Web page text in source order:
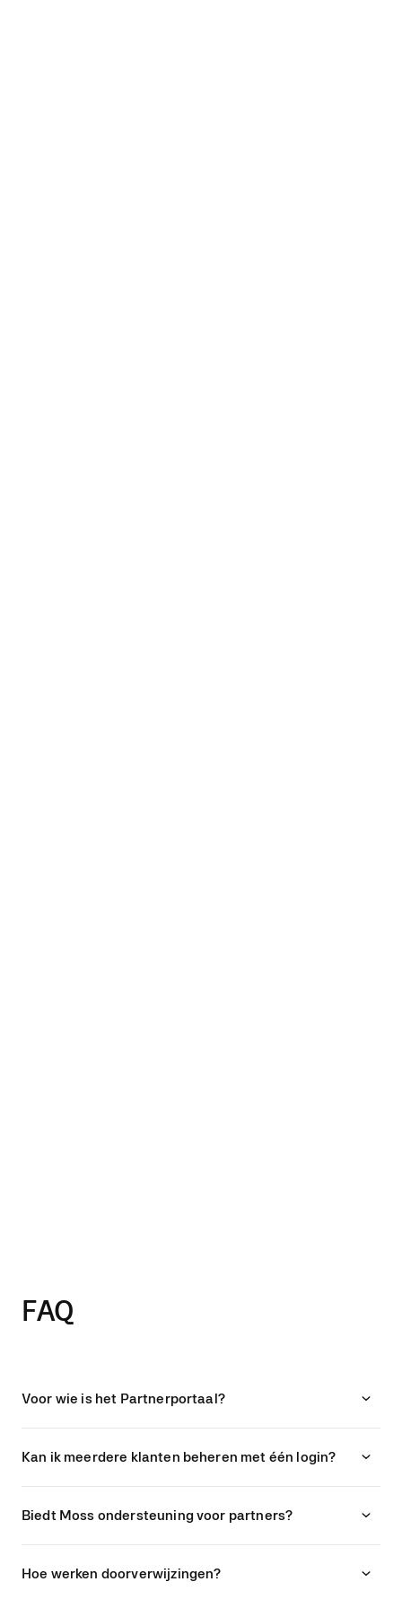
FAQ
Voor wie is het Partnerportaal?
Kan ik meerdere klanten beheren met één login?
Biedt Moss ondersteuning voor partners?
Hoe werken doorverwijzingen?